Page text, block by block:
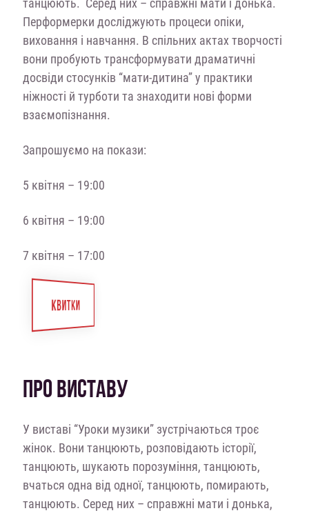
Перформерки досліджують процеси опіки,
виховання і навчання. В спільних актах творчості
вони пробують трансформувати драматичні
досвіди стосунків “мати-дитина” у практики
ніжності й турботи та знаходити нові форми
взаємопізнання.
Запрошуємо на покази:
5 квітня – 19:00
6 квітня – 19:00
7 квітня – 17:00
КВИТКИ
ПРО ВИСТАВУ
У виставі “Уроки музики” зустрічаються троє
жінок. Вони танцюють, розповідають історії,
танцюють, шукають порозуміння, танцюють,
вчаться одна від одної, танцюють, помирають,
танцюють. Серед них – справжні мати і донька,